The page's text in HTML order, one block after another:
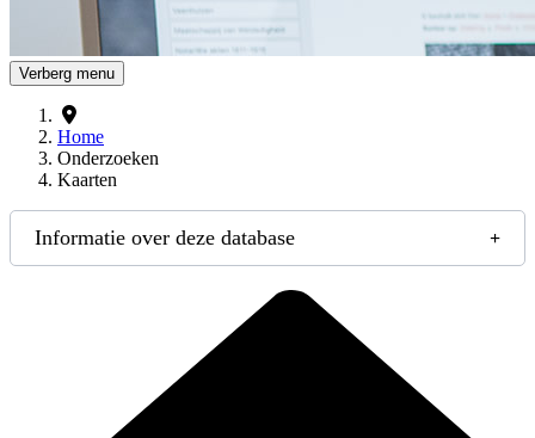
Verberg menu
Home
Onderzoeken
Kaarten
Informatie over deze database